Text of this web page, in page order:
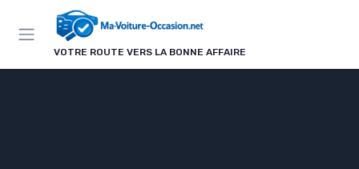
VOTRE ROUTE VERS LA BONNE AFFAIRE
Panneau de gestion des cookies